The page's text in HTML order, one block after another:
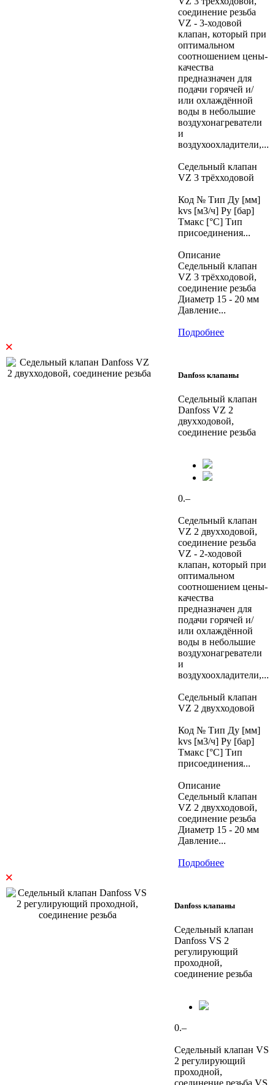
соединение резьба
VZ - 3-ходовой
клапан, который при
оптимальном
соотношением цены-
качества
предназначен для
подачи горячей и/
или охлаждённой
воды в небольшие
воздухонагреватели
и
воздухоохладители,...
Седельный клапан
VZ 3 трёхходовой
Код № Тип Ду [мм]
kvs [м3/ч] Ру [бар]
Тмакс [°C] Тип
присоединения...
Описание
Седельный клапан
VZ 3 трёхходовой,
соединение резьба
Диаметр 15 - 20 мм
Давление...
Подробнее
×
Danfoss клапаны
Седельный клапан
Danfoss VZ 2
двухходовой,
соединение резьба
0.–
Седельный клапан
VZ 2 двухходовой,
соединение резьба
VZ - 2-ходовой
клапан, который при
оптимальном
соотношением цены-
качества
предназначен для
подачи горячей и/
или охлаждённой
воды в небольшие
воздухонагреватели
и
воздухоохладители,...
Седельный клапан
VZ 2 двухходовой
Код № Тип Ду [мм]
kvs [м3/ч] Ру [бар]
Тмакс [°C] Тип
присоединения...
Описание
Седельный клапан
VZ 2 двухходовой,
соединение резьба
Диаметр 15 - 20 мм
Давление...
Подробнее
×
Danfoss клапаны
Седельный клапан
Danfoss VS 2
регулирующий
проходной,
соединение резьба
0.–
Седельный клапан VS
2 регулирующий
проходной,